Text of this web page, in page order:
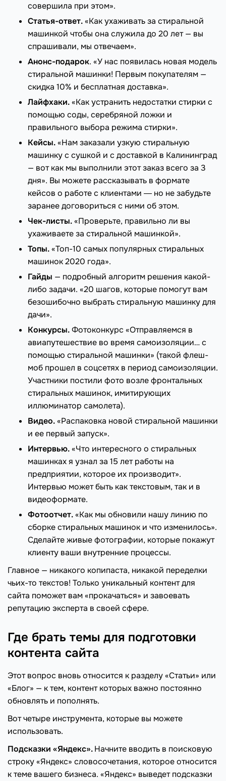
совершила при этом».
Статья-ответ.«Как ухаживать за стиральной
машинкой чтобы она служила до 20 лет — вы
спрашивали, мы отвечаем».
Анонс-подарок. «У нас появилась новая модель
стиральной машинки! Первым покупателям —
скидка 10% и бесплатная доставка».
Лайфхаки.«Как устранить недостатки стирки с
помощью соды, серебряной ложки и
правильного выбора режима стирки».
Кейсы.«Нам заказали узкую стиральную
машинку с сушкой и с доставкой в Калининград
— вот как мы выполнили этот заказ всего за 3
дня». Вы можете рассказывать в формате
кейсов о работе с клиентами ― но не забудьте
заранее договориться с ними об этом.
Чек-листы.«Проверьте, правильно ли вы
ухаживаете за стиральной машинкой».
Топы.«Топ-10 самых популярных стиральных
машинок 2020 года».
Гайды — подробный алгоритм решения какой-
либо задачи. «20 шагов, которые помогут вам
безошибочно выбрать стиральную машинку для
дачи».
Конкурсы.Фотоконкурс «Отправляемся в
авиапутешествие во время самоизоляции… с
помощью стиральной машинки» (такой флеш-
моб прошел в соцсетях в период самоизоляции.
Участники постили фото возле фронтальных
стиральных машинок, имитирующих
иллюминатор самолета).
Видео.«Распаковка новой стиральной машинки
и ее первый запуск».
Интервью.«Что интересного о стиральных
машинках я узнал за 15 лет работы на
предприятии, которое их производит».
Интервью может быть как текстовым, так и в
видеоформате.
Фотоотчет.«Как мы обновили нашу линию по
сборке стиральных машинок и что изменилось».
Сделайте живые фотографии, которые покажут
клиенту ваши внутренние процессы.
Главное — никакого копипаста, никакой переделки
чьих-то текстов! Только уникальный контент для
сайта поможет вам «прокачаться» и завоевать
репутацию эксперта в своей сфере.
Где брать темы для подготовки
контента сайта
Этот вопрос вновь относится к разделу «Статьи» или
«Блог» — к тем, контент которых важно постоянно
обновлять и пополнять.
Вот четыре инструмента, которые вы можете
использовать.
Подсказки «Яндекс».Начните вводить в поисковую
строку «Яндекс» словосочетания, которое относится
к теме вашего бизнеса. «Яндекс» выведет подсказки